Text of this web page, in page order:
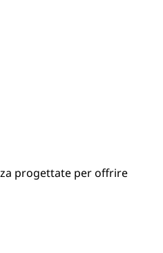
progettate per offrire